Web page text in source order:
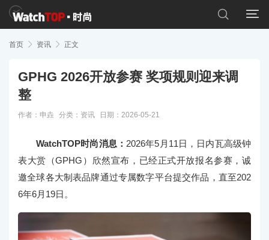


首页  资讯  正文
GPHG 2026开放参赛 奖项规则迎来调
整
作者：申垚 分类： 资讯 日期：2026-05-21
WatchTOP时尚消息： 2026年5月11日，日内瓦高级钟
表大赏（GPHG）欣然宣布，已经正式开放报名参赛，诚
邀全球各大制表品牌通过专属数字平台提交作品，直至202
6年6月19日。